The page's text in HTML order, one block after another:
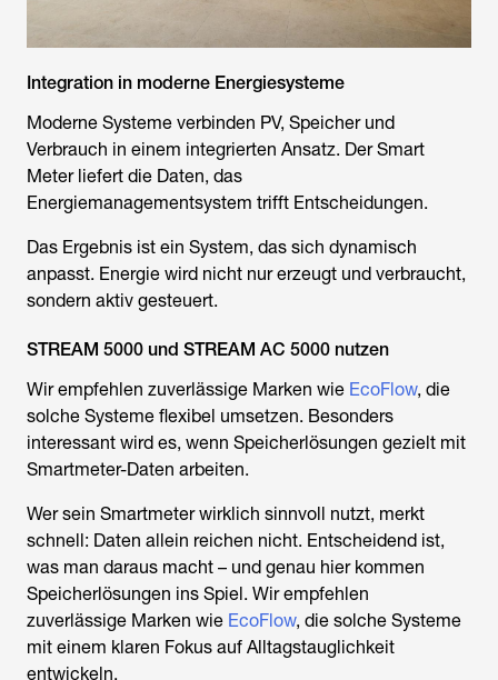
Integration in moderne Energiesysteme
Moderne Systeme verbinden PV, Speicher und
Verbrauch in einem integrierten Ansatz. Der Smart
Meter liefert die Daten, das
Energiemanagementsystem trifft Entscheidungen.
Das Ergebnis ist ein System, das sich dynamisch
anpasst. Energie wird nicht nur erzeugt und verbraucht,
sondern aktiv gesteuert.
STREAM 5000 und STREAM AC 5000 nutzen
Wir empfehlen zuverlässige Marken wie EcoFlow, die
solche Systeme flexibel umsetzen. Besonders
interessant wird es, wenn Speicherlösungen gezielt mit
Smartmeter-Daten arbeiten.
Wer sein Smartmeter wirklich sinnvoll nutzt, merkt
schnell: Daten allein reichen nicht. Entscheidend ist,
was man daraus macht – und genau hier kommen
Speicherlösungen ins Spiel. Wir empfehlen
zuverlässige Marken wie EcoFlow, die solche Systeme
mit einem klaren Fokus auf Alltagstauglichkeit
entwickeln.